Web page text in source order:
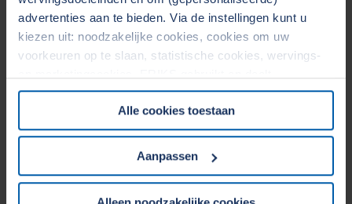
advertenties aan te bieden. Via de instellingen kunt u
kiezen uit: noodzakelijke cookies, cookies om uw
voorkeuren op te slaan, statistische cookies, wervings-
persoonsgegevens met Derden. Door op de OK-knop te
klikken, gaat u akkoord met het gebruik van alle cookies
en geeft u toestemming voor de bijbehorende verwerking
van uw persoonsgegevens. Zie voor meer informatie
allen tijde uw toestemming wijzigen of intrekken in het
Alle cookies toestaan
Aanpassen